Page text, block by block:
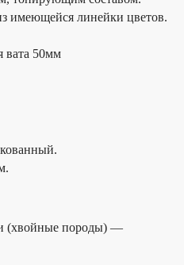
имеющейся линейки цветов.
вата 50мм
(хвойные породы) —